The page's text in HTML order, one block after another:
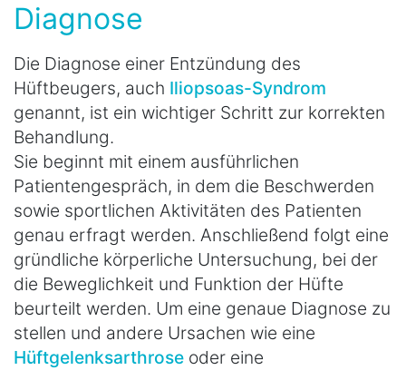
Diagnose
Die Diagnose einer Entzündung des
Hüftbeugers, auch Iliopsoas-Syndrom
genannt, ist ein wichtiger Schritt zur korrekten
Behandlung.
Sie beginnt mit einem ausführlichen
Patientengespräch, in dem die Beschwerden
sowie sportlichen Aktivitäten des Patienten
genau erfragt werden. Anschließend folgt eine
gründliche körperliche Untersuchung, bei der
die Beweglichkeit und Funktion der Hüfte
beurteilt werden. Um eine genaue Diagnose zu
stellen und andere Ursachen wie eine
Hüftgelenksarthrose oder eine